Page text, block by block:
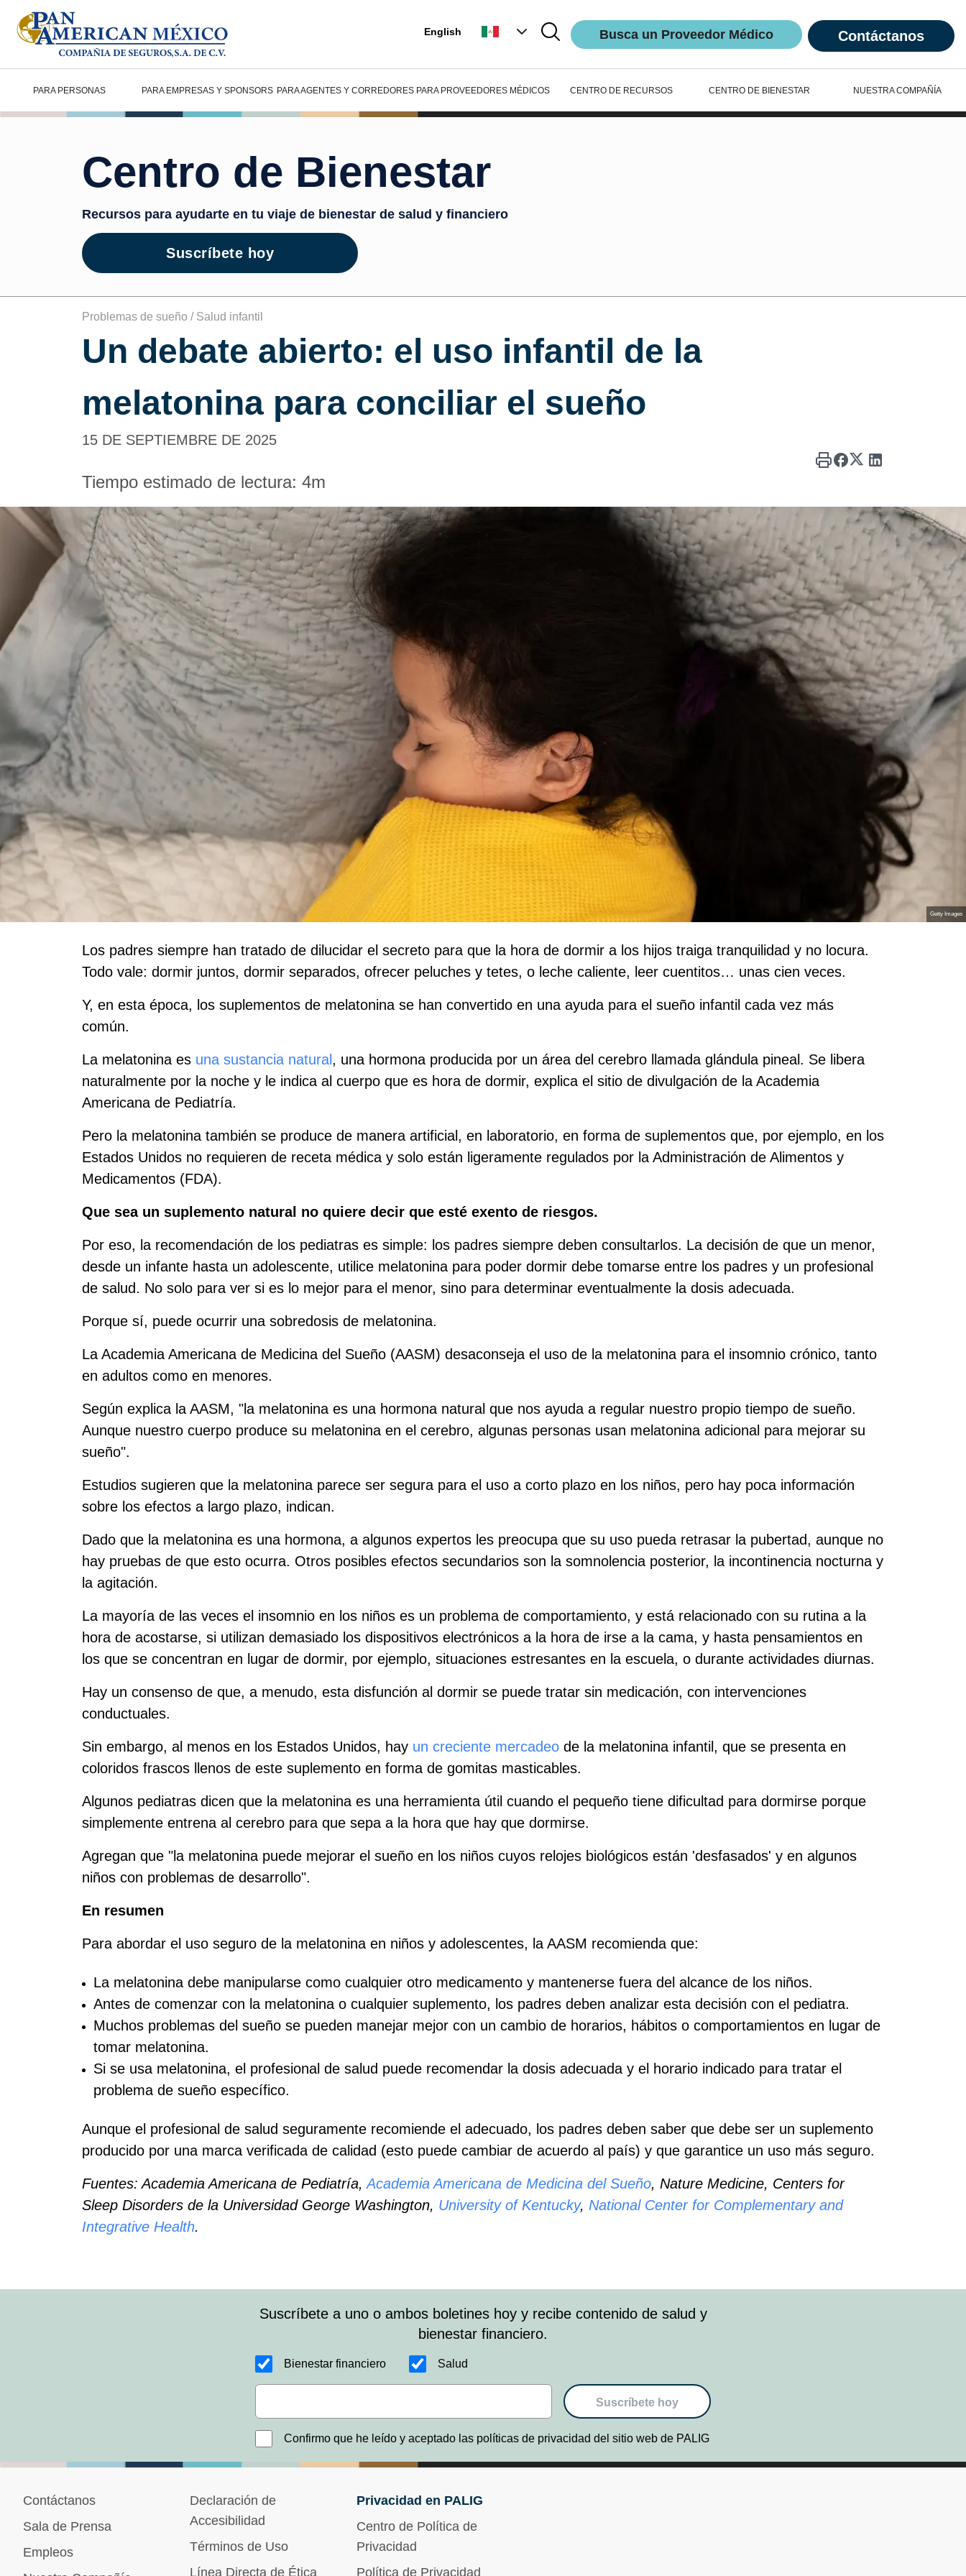
English Busca un Proveedor Médico Contáctanos
PARA PERSONAS PARA EMPRESAS Y SPONSORS PARA AGENTES Y CORREDORES PARA PROVEEDORES MÉDICOS CENTRO DE RECURSOS CENTRO DE BIENESTAR NUESTRA COMPAÑÍA
Centro de Bienestar
Recursos para ayudarte en tu viaje de bienestar de salud y financiero
Suscríbete hoy
Problemas de sueño / Salud infantil
Un debate abierto: el uso infantil de la
melatonina para conciliar el sueño
15 DE SEPTIEMBRE DE 2025
Tiempo estimado de lectura: 4m
Getty Images
Los padres siempre han tratado de dilucidar el secreto para que la hora de dormir a los hijos traiga tranquilidad y no locura.
Todo vale: dormir juntos, dormir separados, ofrecer peluches y tetes, o leche caliente, leer cuentitos… unas cien veces.
Y, en esta época, los suplementos de melatonina se han convertido en una ayuda para el sueño infantil cada vez más
común.
La melatonina es una sustancia natural , una hormona producida por un área del cerebro llamada glándula pineal. Se libera
naturalmente por la noche y le indica al cuerpo que es hora de dormir, explica el sitio de divulgación de la Academia
Americana de Pediatría.
Pero la melatonina también se produce de manera artificial, en laboratorio, en forma de suplementos que, por ejemplo, en los
Estados Unidos no requieren de receta médica y solo están ligeramente regulados por la Administración de Alimentos y
Medicamentos (FDA).
Que sea un suplemento natural no quiere decir que esté exento de riesgos.
Por eso, la recomendación de los pediatras es simple: los padres siempre deben consultarlos. La decisión de que un menor,
desde un infante hasta un adolescente, utilice melatonina para poder dormir debe tomarse entre los padres y un profesional
de salud. No solo para ver si es lo mejor para el menor, sino para determinar eventualmente la dosis adecuada.
Porque sí, puede ocurrir una sobredosis de melatonina.
La Academia Americana de Medicina del Sueño (AASM) desaconseja el uso de la melatonina para el insomnio crónico, tanto
en adultos como en menores.
Según explica la AASM, "la melatonina es una hormona natural que nos ayuda a regular nuestro propio tiempo de sueño.
Aunque nuestro cuerpo produce su melatonina en el cerebro, algunas personas usan melatonina adicional para mejorar su
sueño".
Estudios sugieren que la melatonina parece ser segura para el uso a corto plazo en los niños, pero hay poca información
sobre los efectos a largo plazo, indican.
Dado que la melatonina es una hormona, a algunos expertos les preocupa que su uso pueda retrasar la pubertad, aunque no
hay pruebas de que esto ocurra. Otros posibles efectos secundarios son la somnolencia posterior, la incontinencia nocturna y
la agitación.
La mayoría de las veces el insomnio en los niños es un problema de comportamiento, y está relacionado con su rutina a la
hora de acostarse, si utilizan demasiado los dispositivos electrónicos a la hora de irse a la cama, y hasta pensamientos en
los que se concentran en lugar de dormir, por ejemplo, situaciones estresantes en la escuela, o durante actividades diurnas.
Hay un consenso de que, a menudo, esta disfunción al dormir se puede tratar sin medicación, con intervenciones
conductuales.
Sin embargo, al menos en los Estados Unidos, hay un creciente mercadeo de la melatonina infantil, que se presenta en
coloridos frascos llenos de este suplemento en forma de gomitas masticables.
Algunos pediatras dicen que la melatonina es una herramienta útil cuando el pequeño tiene dificultad para dormirse porque
simplemente entrena al cerebro para que sepa a la hora que hay que dormirse.
Agregan que "la melatonina puede mejorar el sueño en los niños cuyos relojes biológicos están 'desfasados' y en algunos
niños con problemas de desarrollo".
En resumen
Para abordar el uso seguro de la melatonina en niños y adolescentes, la AASM recomienda que:
La melatonina debe manipularse como cualquier otro medicamento y mantenerse fuera del alcance de los niños.
Antes de comenzar con la melatonina o cualquier suplemento, los padres deben analizar esta decisión con el pediatra.
Muchos problemas del sueño se pueden manejar mejor con un cambio de horarios, hábitos o comportamientos en lugar de
tomar melatonina.
Si se usa melatonina, el profesional de salud puede recomendar la dosis adecuada y el horario indicado para tratar el
problema de sueño específico.
Aunque el profesional de salud seguramente recomiende el adecuado, los padres deben saber que debe ser un suplemento
producido por una marca verificada de calidad (esto puede cambiar de acuerdo al país) y que garantice un uso más seguro.
Fuentes: Academia Americana de Pediatría,Academia Americana de Medicina del Sueño, Nature Medicine, Centers for
Sleep Disorders de la Universidad George Washington, University of Kentucky, National Center for Complementary and
Integrative Health.
Suscríbete a uno o ambos boletines hoy y recibe contenido de salud y
bienestar financiero.
Bienestar financiero Salud
Suscríbete hoy
Confirmo que he leído y aceptado las políticas de privacidad del sitio web de PALIG
Contáctanos
Sala de Prensa
Empleos
Declaración de
Accesibilidad
Términos de Uso
Línea Directa de Ética
Privacidad en PALIG
Centro de Política de
Privacidad
Política de Privacidad